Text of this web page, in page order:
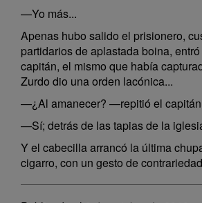
—Yo más...
Apenas hubo salido el prisionero,
partidarios de aplastada boina,
capitán, el mismo que había
Zurdo dio una orden lacónica...
—¿Al amanecer? —repitió el
—Sí; detrás de las tapias de la
Y el cabecilla arrancó la última
cigarro, con un gesto de